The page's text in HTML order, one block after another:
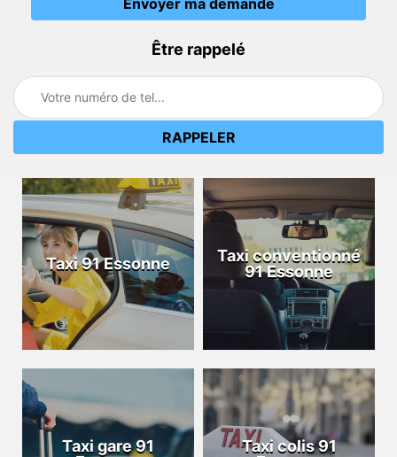
Être rappelé
Taxi 91 Essonne
Taxi conventionné
91 Essonne
Taxi gare 91
Taxi colis 91